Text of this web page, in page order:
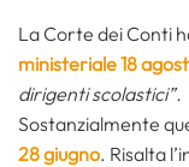
La Corte dei Conti
ministeriale 18
dirigenti scolastici”.
Sostanzialmente
28 giugno. Risalta